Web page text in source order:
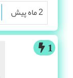
2 ماه پیش
1